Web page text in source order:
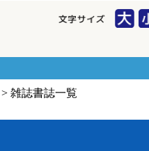
> 雑誌書誌一覧